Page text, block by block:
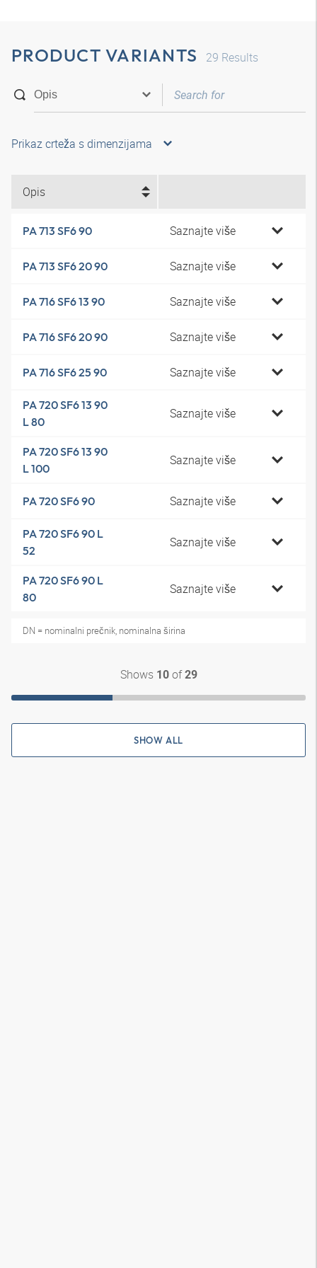
PRODUCT VARIANTS 29 Results
Prikaz crteža s dimenzijama
Opis
PA 713 SF6 90 Saznajte više
PA 713 SF6 20 90 Saznajte više
PA 716 SF6 13 90 Saznajte više
PA 716 SF6 20 90 Saznajte više
PA 716 SF6 25 90 Saznajte više
PA 720 SF6 13 90
L 80
Saznajte više
PA 720 SF6 13 90
L 100
Saznajte više
PA 720 SF6 90 Saznajte više
PA 720 SF6 90 L
52
Saznajte više
PA 720 SF6 90 L
80
Saznajte više
DN = nominalni prečnik, nominalna širina
Shows 10of29
SHOW ALL